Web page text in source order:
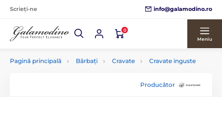
Scrieți-ne info@galamodino.ro
0
Meniu
Pagină principală Bărbați Cravate Cravate inguste
Producător